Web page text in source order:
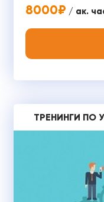
8000₽ / ак.
ТРЕНИНГИ ПО